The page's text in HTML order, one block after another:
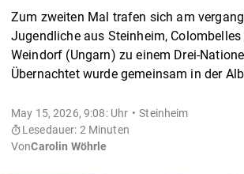
Zum zweiten Mal trafen sich am
Jugendliche aus Steinheim,
Weindorf (Ungarn) zu einem Drei-
Übernachtet wurde gemeinsam in der
May 15, 2026, 9:08: Uhr
Steinheim
Lesedauer: 2 Minuten
VonCarolin Wöhrle